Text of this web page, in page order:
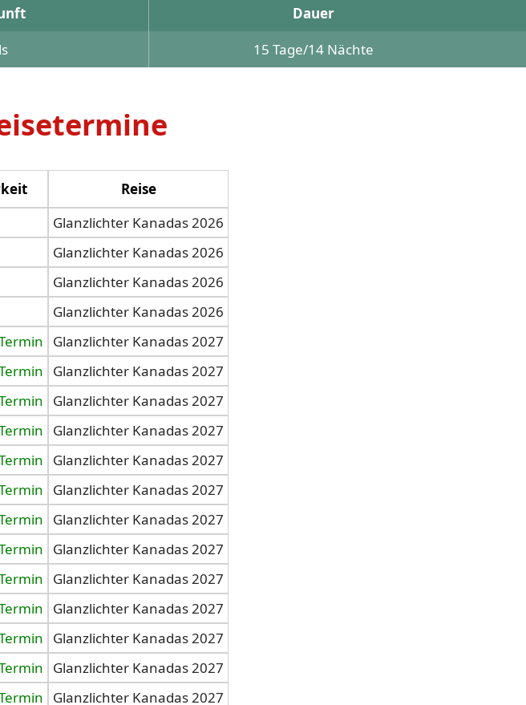
Dauer
15 Tage/14 Nächte
Reise
Glanzlichter Kanadas 2026
Glanzlichter Kanadas 2026
Glanzlichter Kanadas 2026
Glanzlichter Kanadas 2026
Glanzlichter Kanadas 2027
Glanzlichter Kanadas 2027
Glanzlichter Kanadas 2027
Glanzlichter Kanadas 2027
Glanzlichter Kanadas 2027
Glanzlichter Kanadas 2027
Glanzlichter Kanadas 2027
Glanzlichter Kanadas 2027
Glanzlichter Kanadas 2027
Glanzlichter Kanadas 2027
Glanzlichter Kanadas 2027
Glanzlichter Kanadas 2027
Glanzlichter Kanadas 2027